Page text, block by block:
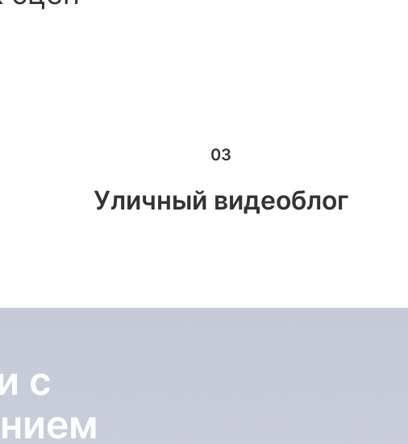
03
Уличный видеоблог
с